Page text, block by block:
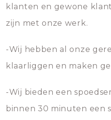
klanten en gewone
zijn met onze werk.
-Wij hebben al onze
klaarliggen en maken
-Wij bieden een
binnen 30 minuten een